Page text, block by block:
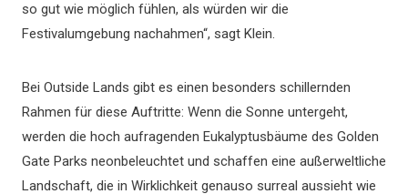
so gut wie möglich fühlen, als würden wir die
Festivalumgebung nachahmen“, sagt Klein.
Bei Outside Lands gibt es einen besonders schillernden
Rahmen für diese Auftritte: Wenn die Sonne untergeht,
werden die hoch aufragenden Eukalyptusbäume des Golden
Gate Parks neonbeleuchtet und schaffen eine außerweltliche
Landschaft, die in Wirklichkeit genauso surreal aussieht wie